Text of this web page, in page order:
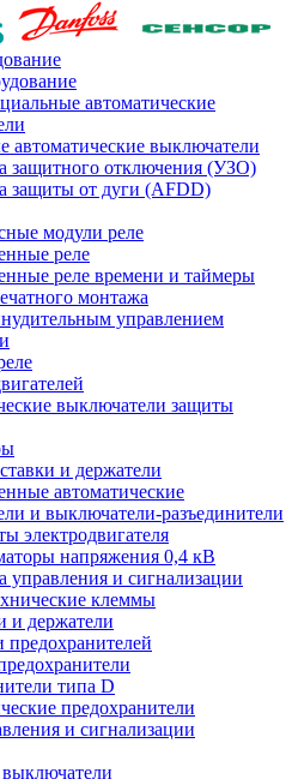
автоматические
автоматические выключатели
защитного отключения (УЗО)
защиты от дуги (AFDD)
модули реле
реле
реле времени и таймеры
монтажа
управлением
выключатели защиты
и держатели
автоматические
и выключатели-разъединители
электродвигателя
напряжения 0,4 кВ
управления и сигнализации
клеммы
и держатели
предохранителей
типа D
предохранители
и сигнализации